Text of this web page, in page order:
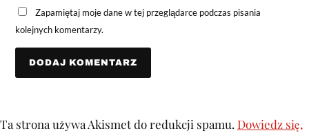
Zapamiętaj moje dane w tej przeglądarce podczas pisania
kolejnych komentarzy.
Ta strona używa Akismet do redukcji spamu. Dowiedz się,